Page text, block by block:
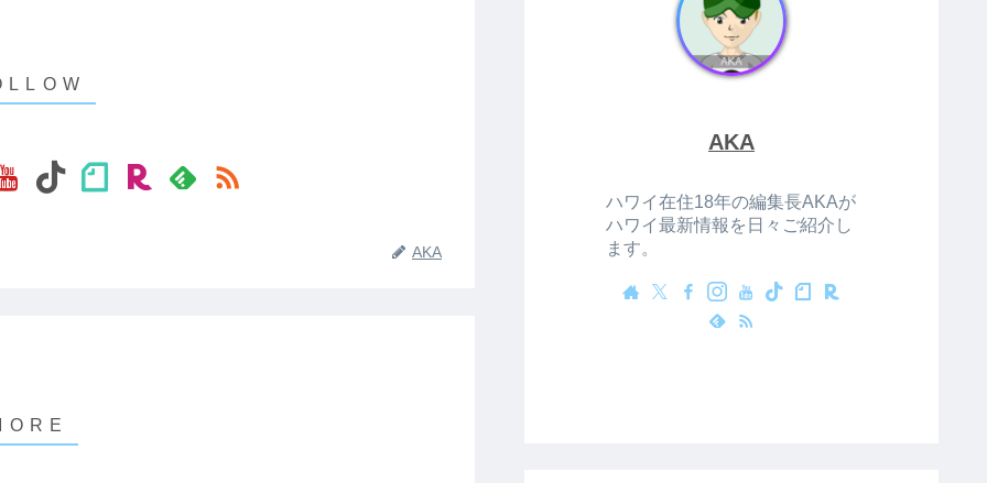
AKA
AKA
ハワイ在住18年の編集長AKAが
ハワイ最新情報を日々ご紹介し
ます。